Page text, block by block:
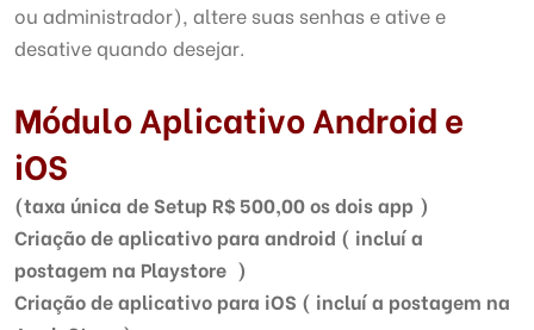
ou administrador), altere suas senhas e ative e
desative quando desejar.
Módulo Aplicativo Android e
iOS
(taxa única de Setup R$ 500,00 os dois app )
Criação de aplicativo para android ( incluí a
postagem na Playstore )
Criação de aplicativo para iOS ( incluí a postagem na